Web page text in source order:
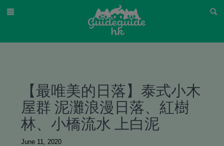
【最唯美的日落】泰式小木
屋群 泥灘浪漫日落、紅樹
林、小橋流水 上白泥
June 11, 2020